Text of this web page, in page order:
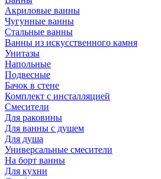
Акриловые ванны
Чугунные ванны
Стальные ванны
Ванны из искусственного камня
Унитазы
Напольные
Подвесные
Бачок в стене
Комплект с инсталляцией
Смесители
Для раковины
Для ванны с душем
Для душа
Универсальные смесители
На борт ванны
Для кухни